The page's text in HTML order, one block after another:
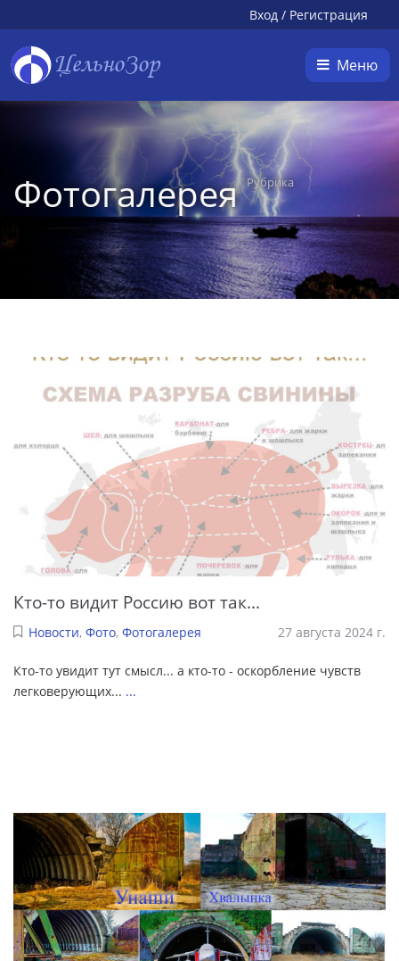
Вход / Регистрация
ЦельноЗор Меню
ФотогалереяРубрика
Кто-то видит Россию вот так...
Новости, Фото, Фотогалерея 27 августа 2024 г.
Кто-то увидит тут смысл... а кто-то - оскорбление чувств
легковерующих... ...